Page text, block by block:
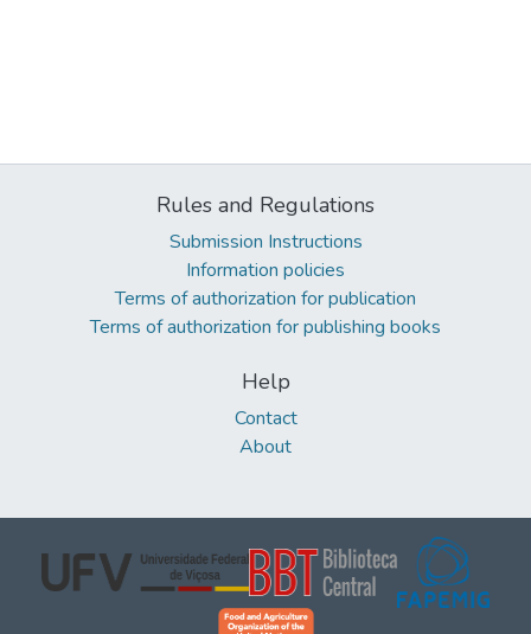
Rules and Regulations
Submission Instructions
Information policies
Terms of authorization for publication
Terms of authorization for publishing books
Help
Contact
About